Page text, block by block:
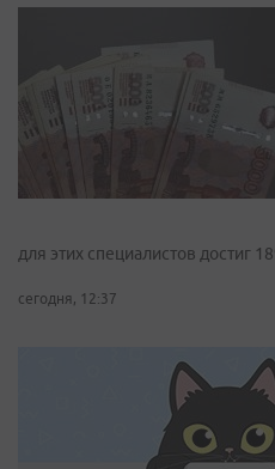
для этих специалистов достиг
сегодня, 12:37